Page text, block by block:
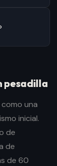
pesadilla
una
inicial.
de
de
de 60